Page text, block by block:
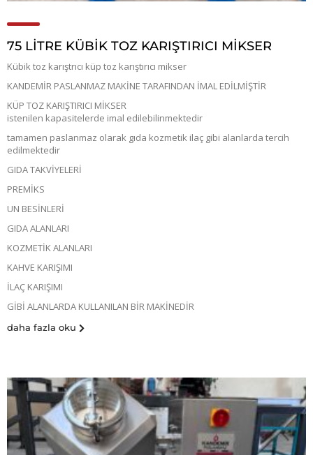
75 LİTRE KÜBİK TOZ KARIŞTIRICI MİKSER
Kübik toz karıştrıcı küp toz karıştırıcı mikser
KANDEMİR PASLANMAZ MAKİNE TARAFINDAN İMAL EDİLMİŞTİR
KÜP TOZ KARIŞTIRICI MİKSER
istenilen kapasitelerde imal edilebilinmektedir
tamamen paslanmaz olarak gıda kozmetik ilaç gibi alanlarda tercih
edilmektedir
GIDA TAKVİYELERİ
PREMİKS
UN BESİNLERİ
GIDA ALANLARI
KOZMETİK ALANLARI
KAHVE KARIŞIMI
İLAÇ KARIŞIMI
GİBİ ALANLARDA KULLANILAN BİR MAKİNEDİR
daha fazla oku